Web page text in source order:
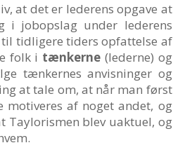
at det er lederens opgave at
i jobopslag under lederens
tidligere tiders opfattelse af
folk i tænkerne (lederne) og
tænkernes anvisninger og
at tale om, at når man først
af noget andet, og
Taylorismen blev uaktuel, og